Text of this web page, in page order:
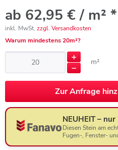
ab 62,95 € / m² *
inkl. MwSt. zzgl. Versandkosten
Warum mindestens 20m²?
m²
ZurAnfrage
NEUHEIT – nur
Diesen Stein am
Fugen-, Fenster-